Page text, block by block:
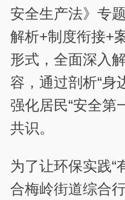
安全生产法》专
解析+制度衔接+
形式，全面深入
容，通过剖析“身
强化居民“安全第
共识。
为了让环保实践“
合梅岭街道综合